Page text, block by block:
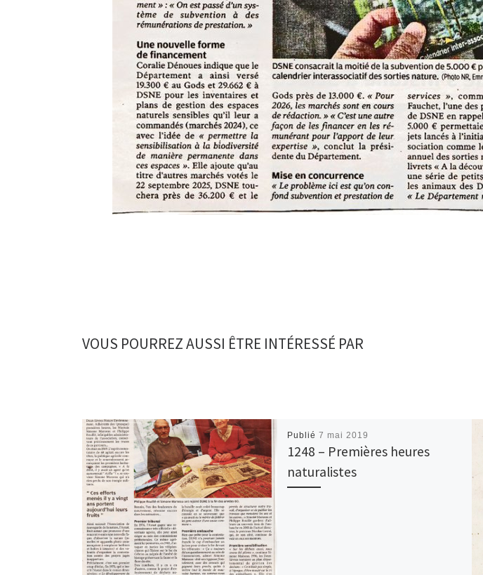
VOUS POURREZ AUSSI ÊTRE INTÉRESSÉ PAR
Publié 7 mai 2019
1248 – Premières heures
naturalistes